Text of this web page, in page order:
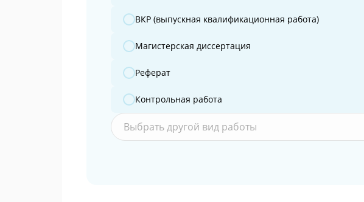
ВКР (выпускная квалификационная работа)
Магистерская диссертация
Реферат
Контрольная работа
Выбрать другой вид работы